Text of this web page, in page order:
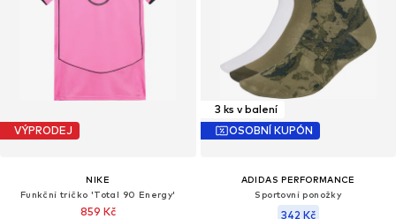
VÝPRODEJ
NIKE
Funkční tričko 'Total 90 Energy'
859 Kč
3 ks v balení
OSOBNÍ KUPÓN
ADIDAS PERFORMANCE
Sportovní ponožky
342 Kč